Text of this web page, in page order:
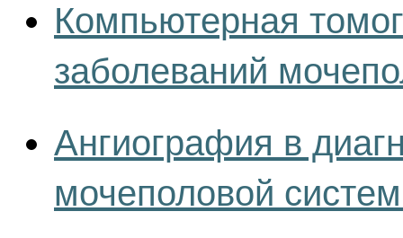
Компьютерная
заболеваний
Ангиография в
мочеполовой